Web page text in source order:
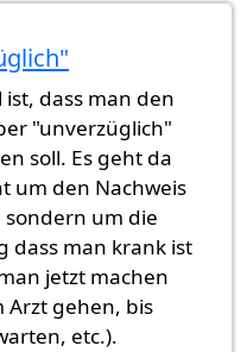
ist, dass man den
"unverzüglich"
soll. Es geht da
um den Nachweis
sondern um die
dass man krank ist
jetzt machen
Arzt gehen, bis
etc.).